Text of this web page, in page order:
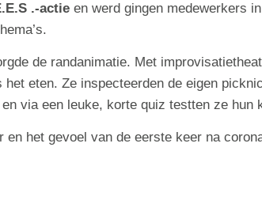
.-actie en werd gingen medewerkers
de randanimatie. Met
het eten. Ze inspecteerden de eigen
via een leuke, korte quiz testten ze hun
en het gevoel van de eerste keer na